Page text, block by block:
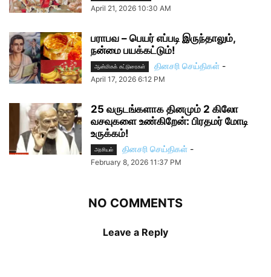
April 21, 2026 10:30 AM
பராபவ – பெயர் எப்படி இருந்தாலும்,
நன்மை பயக்கட்டும்!
ஆன்மிகக் கட்டுரைகள் தினசரி செய்திகள் -
April 17, 2026 6:12 PM
25 வருடங்களாக தினமும் 2 கிலோ
வசவுகளை உண்கிறேன்: பிரதமர் மோடி
உருக்கம்!
அரசியல் தினசரி செய்திகள் -
February 8, 2026 11:37 PM
NO COMMENTS
Leave a Reply